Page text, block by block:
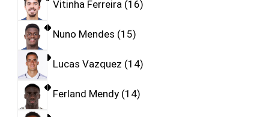
Vitinha Ferreira 16
Nuno Mendes 15
Lucas Vazquez 14
Ferland Mendy 14